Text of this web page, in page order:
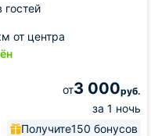
гостей
от центра
от3 000руб.
за 1 ночь
Получите150 бонусов